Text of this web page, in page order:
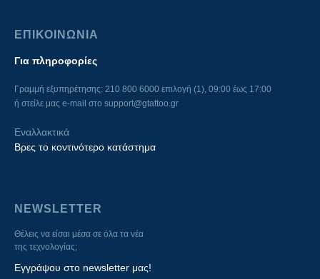
ΕΠΙΚΟΙΝΩΝΙΑ
Για πληροφορίες
Γραμμή εξυπηρέτησης: 210 800 6000 επιλογή (1), 09:00 έως 17:00
ή στείλε μας e-mail στο support@gtattoo.gr
Εναλλακτικά
Βρες το κοντινότερο κατάστημα
NEWSLETTER
Θέλεις να είσαι μέσα σε όλα τα νέα
της τεχνολογίας;
Εγγράψου στο newsletter μας!